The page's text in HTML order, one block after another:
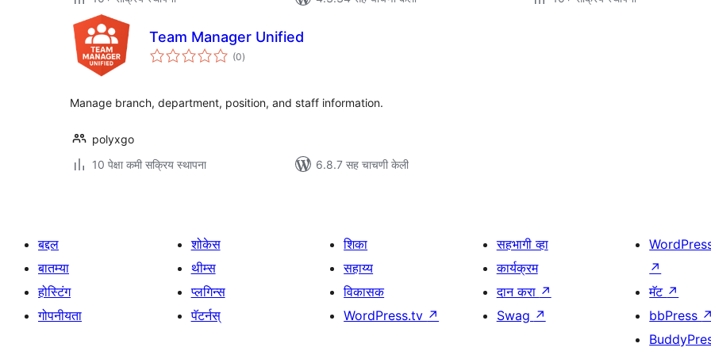
Team Manager Unified
(0एकूण
मूल्यांकन
)
Manage branch, department, position, and staff information.
polyxgo
10 पेक्षा कमी सक्रिय स्थापना
6.8.7 सह चाचणी केली
बद्दल
बातम्या
होस्टिंग
गोपनीयता
शोकेस
थीम्स
प्लगिन्स
पॅटर्नस्
शिका
सहाय्य
विकासक
WordPress.tv ↗
सहभागी व्हा
कार्यक्रम
दान करा ↗
Swag ↗
↗
मॅट ↗
bbPress ↗